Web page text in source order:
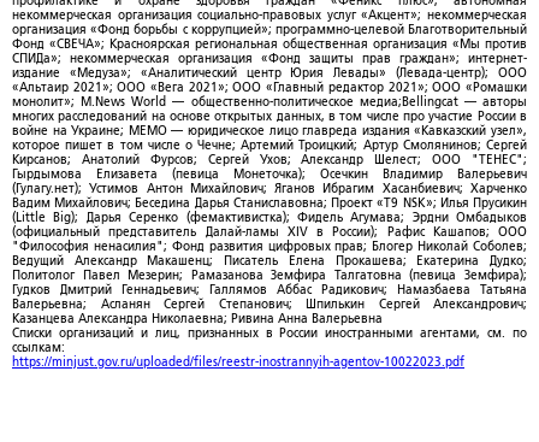
некоммерческая организация социально-правовых услуг «Акцент»; некоммерческая
организация «Фонд борьбы с коррупцией»; программно-целевой Благотворительный
Фонд «СВЕЧА»; Красноярская региональная общественная организация «Мы против
СПИДа»; некоммерческая организация «Фонд защиты прав граждан»; интернет-
издание «Медуза»; «Аналитический центр Юрия Левады» (Левада-центр); ООО
«Альтаир 2021»; ООО «Вега 2021»; ООО «Главный редактор 2021»; ООО «Ромашки
монолит»; M.News World — общественно-политическое медиа;Bellingcat — авторы
многих расследований на основе открытых данных, в том числе про участие России в
войне на Украине; МЕМО — юридическое лицо главреда издания «Кавказский узел»,
которое пишет в том числе о Чечне; Артемий Троицкий; Артур Смолянинов; Сергей
Кирсанов; Анатолий Фурсов; Сергей Ухов; Александр Шелест; ООО "ТЕНЕС";
Гырдымова Елизавета (певица Монеточка); Осечкин Владимир Валерьевич
(Гулагу.нет); Устимов Антон Михайлович; Яганов Ибрагим Хасанбиевич; Харченко
Вадим Михайлович; Беседина Дарья Станиславовна; Проект «T9 NSK»; Илья Прусикин
(Little Big); Дарья Серенко (фемактивистка); Фидель Агумава; Эрдни Омбадыков
(официальный представитель Далай-ламы XIV в России); Рафис Кашапов; ООО
"Философия ненасилия"; Фонд развития цифровых прав; Блогер Николай Соболев;
Ведущий Александр Макашенц; Писатель Елена Прокашева; Екатерина Дудко;
Политолог Павел Мезерин; Рамазанова Земфира Талгатовна (певица Земфира);
Гудков Дмитрий Геннадьевич; Галлямов Аббас Радикович; Намазбаева Татьяна
Валерьевна; Асланян Сергей Степанович; Шпилькин Сергей Александрович;
Казанцева Александра Николаевна; Ривина Анна Валерьевна
Списки организаций и лиц, признанных в России иностранными агентами, см. по
ссылкам:
https://minjust.gov.ru/uploaded/files/reestr-inostrannyih-agentov-10022023.pdf